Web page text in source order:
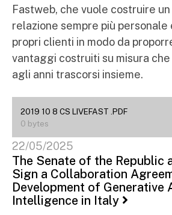
Fastweb, che vuole costruire
relazione sempre più personale
propri clienti in modo da
vantaggi costruiti su misura
agli anni trascorsi insieme.
2019 10 8 CS LIVEFAST .PDF
0 bytes
22/05/2025
The Senate of the Republic
Sign a Collaboration
Development of Generative
Intelligence in Italy